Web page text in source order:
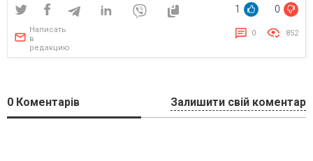
1 0
Написать
в
редакцию
0 852
0 Коментарів Залишити свій коментар